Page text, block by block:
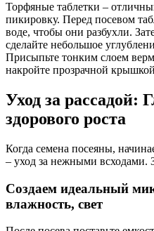
Торфяные таблетки –
пикировку. Перед посевом
воде, чтобы они разбухли.
сделайте небольшое
Присыпьте тонким слоем
накройте прозрачной
Уход за рассадой:
здорового роста
Когда семена посеяны,
– уход за нежными всходами.
Создаем идеальный
влажность, свет